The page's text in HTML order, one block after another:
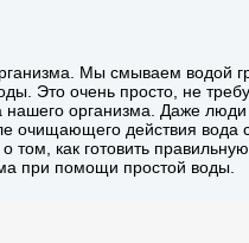
Мы смываем водой
Это очень просто, не
нашего организма. Даже
очищающего действия вода
как готовить
при помощи простой воды.